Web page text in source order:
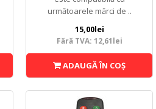
următoarele mărci de ..
15,00lei
Fără TVA: 12,61lei
ADAUGĂ ÎN COŞ